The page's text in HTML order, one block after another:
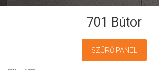
701 Bútor
SZŰRŐ PANEL